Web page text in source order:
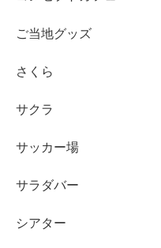
ご当地グッズ
さくら
サクラ
サッカー場
サラダバー
シアター